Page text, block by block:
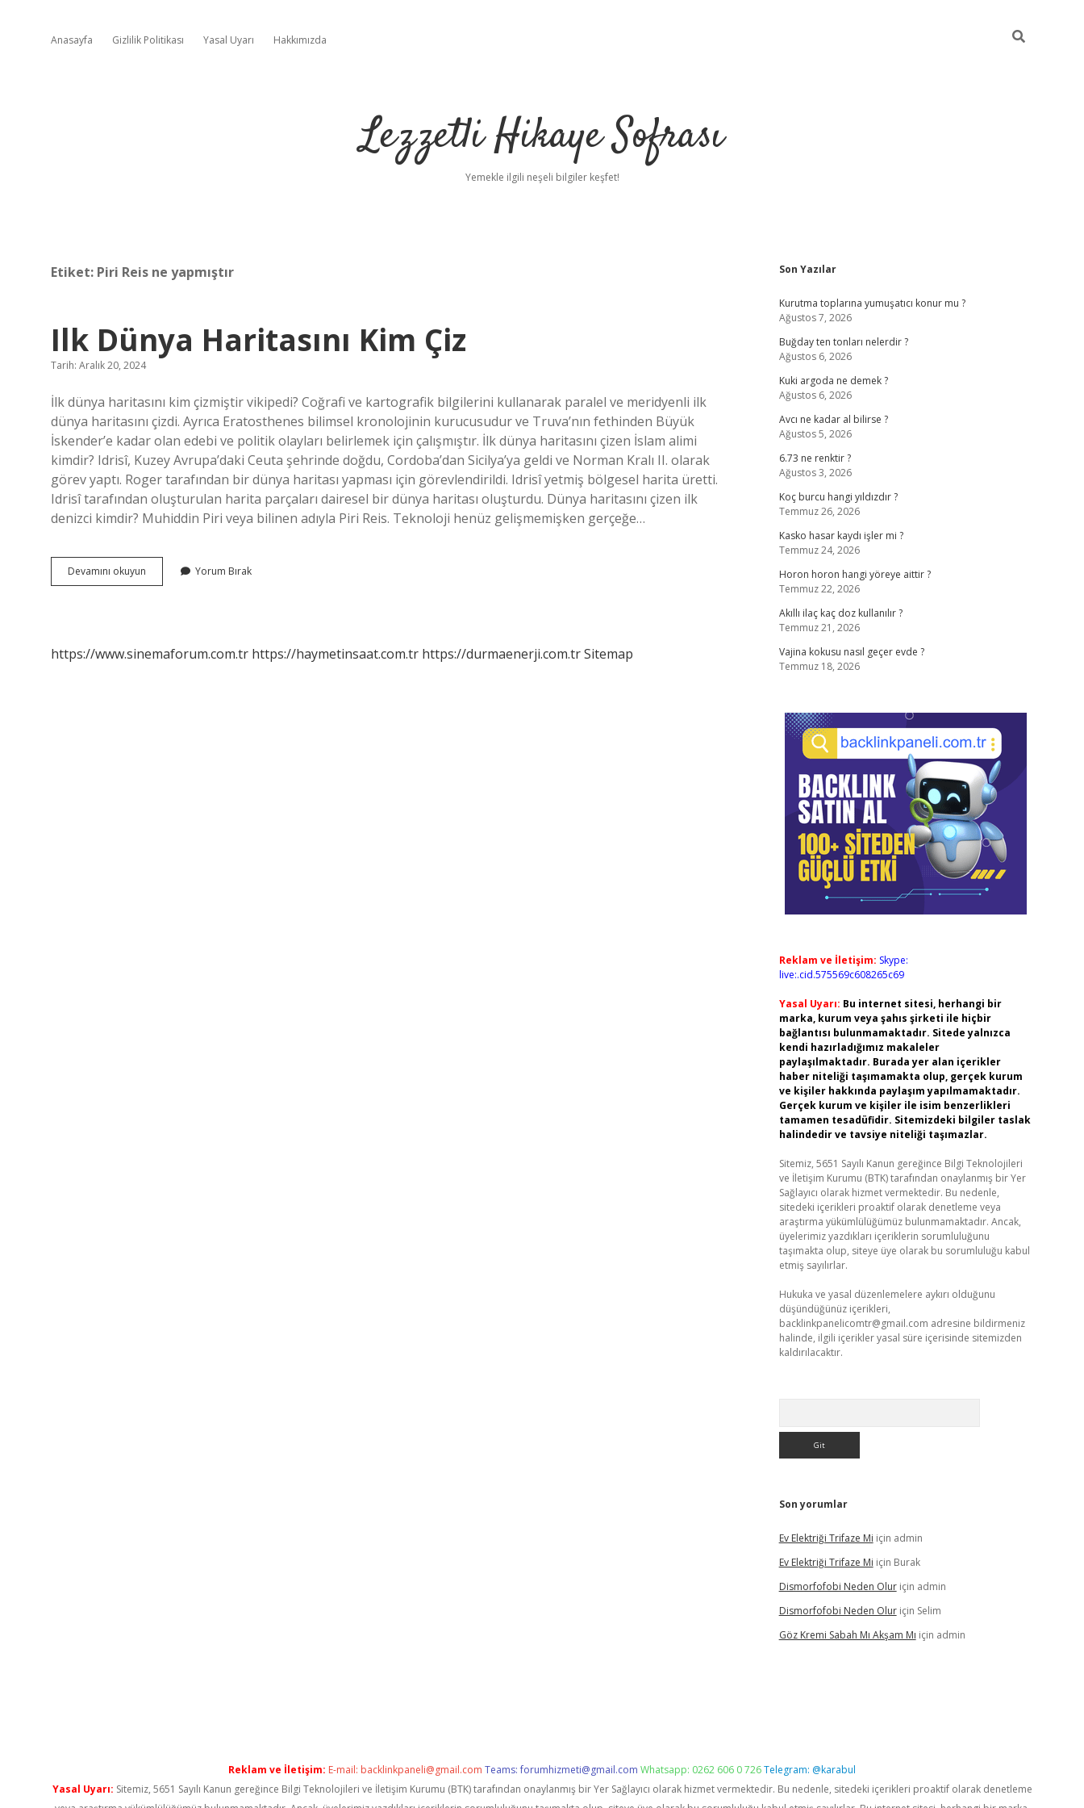
Anasayfa Gizlilik Politikası Yasal Uyarı Hakkımızda
Lezzetli Hikaye Sofrası
Yemekle ilgili neşeli bilgiler keşfet!
Etiket: Piri Reis ne yapmıştır
Ilk Dünya Haritasını Kim Çiz
Tarih: Aralık 20, 2024
İlk dünya haritasını kim çizmiştir vikipedi? Coğrafi ve kartografik bilgilerini kullanarak paralel ve meridyenli ilk
dünya haritasını çizdi. Ayrıca Eratosthenes bilimsel kronolojinin kurucusudur ve Truva’nın fethinden Büyük
İskender’e kadar olan edebi ve politik olayları belirlemek için çalışmıştır. İlk dünya haritasını çizen İslam alimi
kimdir? Idrisî, Kuzey Avrupa’daki Ceuta şehrinde doğdu, Cordoba’dan Sicilya’ya geldi ve Norman Kralı II. olarak
görev yaptı. Roger tarafından bir dünya haritası yapması için görevlendirildi. Idrisî yetmiş bölgesel harita üretti.
Idrisî tarafından oluşturulan harita parçaları dairesel bir dünya haritası oluşturdu. Dünya haritasını çizen ilk
denizci kimdir? Muhiddin Piri veya bilinen adıyla Piri Reis. Teknoloji henüz gelişmemişken gerçeğe…
Devamını okuyun
Dünya
Yorum Bırak
https://www.sinemaforum.com.tr https://haymetinsaat.com.tr https://durmaenerji.com.trSitemap
Sidebar
Son Yazılar
Kurutma toplarına yumuşatıcı konur mu ?
Ağustos 7, 2026
Buğday ten tonları nelerdir ?
Ağustos 6, 2026
Kuki argoda ne demek ?
Ağustos 6, 2026
Avcı ne kadar al bilirse ?
Ağustos 5, 2026
6.73 ne renktir ?
Ağustos 3, 2026
Koç burcu hangi yıldızdır ?
Temmuz 26, 2026
Kasko hasar kaydı işler mi ?
Temmuz 24, 2026
Horon horon hangi yöreye aittir ?
Temmuz 22, 2026
Akıllı ilaç kaç doz kullanılır ?
Temmuz 21, 2026
Vajina kokusu nasıl geçer evde ?
Temmuz 18, 2026
Reklam ve İletişim: Skype:
live:.cid.575569c608265c69
Yasal Uyarı: Bu internet sitesi, herhangi bir
marka, kurum veya şahıs şirketi ile hiçbir
bağlantısı bulunmamaktadır. Sitede yalnızca
kendi hazırladığımız makaleler
paylaşılmaktadır. Burada yer alan içerikler
haber niteliği taşımamakta olup, gerçek kurum
ve kişiler hakkında paylaşım yapılmamaktadır.
Gerçek kurum ve kişiler ile isim benzerlikleri
tamamen tesadüfidir. Sitemizdeki bilgiler taslak
halindedir ve tavsiye niteliği taşımazlar.
Sitemiz, 5651 Sayılı Kanun gereğince Bilgi Teknolojileri
ve İletişim Kurumu (BTK) tarafından onaylanmış bir Yer
Sağlayıcı olarak hizmet vermektedir. Bu nedenle,
sitedeki içerikleri proaktif olarak denetleme veya
araştırma yükümlülüğümüz bulunmamaktadır. Ancak,
üyelerimiz yazdıkları içeriklerin sorumluluğunu
taşımakta olup, siteye üye olarak bu sorumluluğu kabul
etmiş sayılırlar.
Hukuka ve yasal düzenlemelere aykırı olduğunu
düşündüğünüz içerikleri,
backlinkpanelicomtr@gmail.com adresine bildirmeniz
halinde, ilgili içerikler yasal süre içerisinde sitemizden
kaldırılacaktır.
Son yorumlar
Ev Elektriği Trifaze Mi için admin
Ev Elektriği Trifaze Mi için Burak
Dismorfofobi Neden Oluriçin admin
Dismorfofobi Neden Oluriçin Selim
Göz Kremi Sabah Mı Akşam Mı için admin
Reklam ve İletişim: E-mail: backlinkpaneli@gmail.com Teams:forumhizmeti@gmail.com Whatsapp: 0262 606 0 726Telegram: @karabul
Yasal Uyarı: Sitemiz, 5651 Sayılı Kanun gereğince Bilgi Teknolojileri ve İletişim Kurumu (BTK) tarafından onaylanmış bir Yer Sağlayıcı olarak hizmet vermektedir. Bu nedenle, sitedeki içerikleri proaktif olarak denetleme